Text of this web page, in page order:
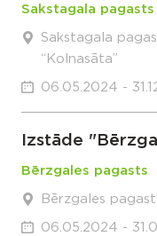
Sakstagala pagasts
Sakstagala
“Kolnasāta”
06.05.2024 -
Izstāde
Bērzgales pagasts
Bērzgales
06.05.2024 -